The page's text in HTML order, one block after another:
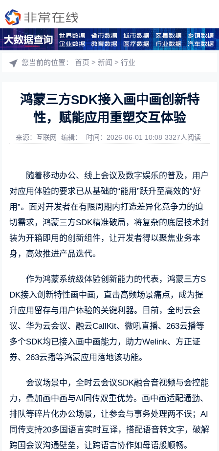
您当前的位置：首页 >新闻 >行业
鸿蒙三方SDK接入画中画创新特
性，赋能应用重塑交互体验
来源：互联网 编辑： 时间：2026-06-01 10:08 3327人阅读
随着移动办公、线上会议及数字娱乐的普及，用户
对应用体验的要求已从基础的“能用”跃升至高效的“好
用”。面对开发者在有限周期内打造差异化竞争力的迫
切需求，鸿蒙三方SDK精准破局，将复杂的底层技术封
装为开箱即用的创新组件，让开发者得以聚焦业务本
身，高效推进产品迭代。
作为鸿蒙系统级体验创新能力的代表，鸿蒙三方S
DK接入创新特性画中画，直击高频场景痛点，成为提
升应用留存与用户体验的关键利器。目前，全时云会
议、华为云会议、融云CallKit、微吼直播、263云播等
多个SDK均已接入画中画能力，助力Welink、方正证
券、263云播等鸿蒙应用落地该功能。
会议场景中，全时云会议SDK融合音视频与会控能
力，叠加画中画与AI同传双重优势。画中画适配通勤、
排队等碎片化办公场景，让参会与事务处理两不误；AI
同传支持20多国语言实时互译，搭配语音转文字，破解
跨国会议沟通壁垒，让跨语言协作如母语般顺畅。